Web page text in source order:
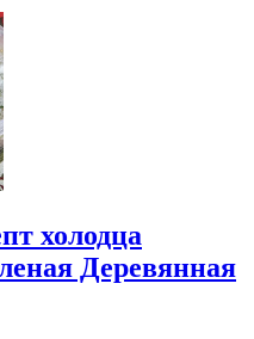
холодца
Деревянная